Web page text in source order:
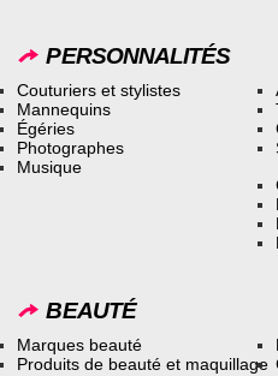
PERSONNALITÉS
Couturiers et stylistes
Mannequins
Égéries
Photographes
Musique
BEAUTÉ
Marques beauté
Produits de beauté et maquillage